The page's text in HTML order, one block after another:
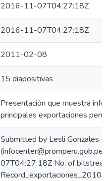
2016-11-07T04:27:18Z
2016-11-07T04:27:18Z
2011-02-08
15 diapositivas
Presentación que muestra
principales exportaciones
Submitted by Lesli Gonzales
07T04:27:18Z No. of